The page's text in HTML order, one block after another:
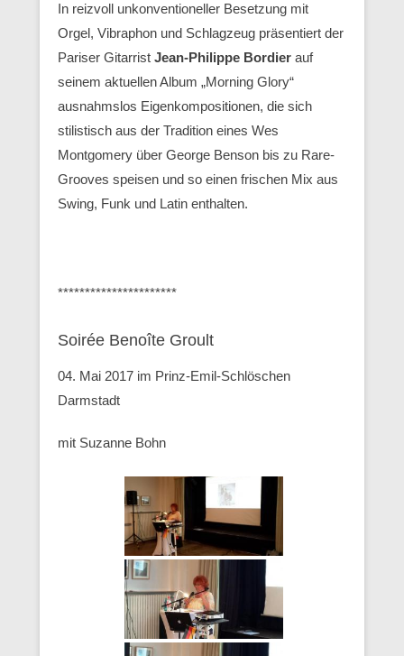
In reizvoll unkonventioneller Besetzung mit
Orgel, Vibraphon und Schlagzeug präsentiert der
Pariser Gitarrist Jean-Philippe Bordier auf
seinem aktuellen Album „Morning Glory“
ausnahmslos Eigenkompositionen, die sich
stilistisch aus der Tradition eines Wes
Montgomery über George Benson bis zu Rare-
Grooves speisen und so einen frischen Mix aus
Swing, Funk und Latin enthalten.
**********************
Soirée Benoîte Groult
04. Mai 2017 im Prinz-Emil-Schlöschen
Darmstadt
mit Suzanne Bohn